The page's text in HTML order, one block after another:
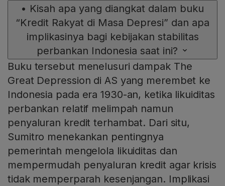
• Kisah apa yang diangkat dalam buku
“Kredit Rakyat di Masa Depresi” dan apa
implikasinya bagi kebijakan stabilitas
perbankan Indonesia saat ini?
Buku tersebut menelusuri dampak The
Great Depression di AS yang merembet ke
Indonesia pada era 1930-an, ketika likuiditas
perbankan relatif melimpah namun
penyaluran kredit terhambat. Dari situ,
Sumitro menekankan pentingnya
pemerintah mengelola likuiditas dan
mempermudah penyaluran kredit agar krisis
tidak memperparah kesenjangan. Implikasi